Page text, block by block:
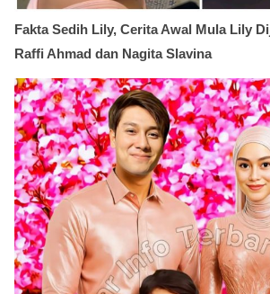
Fakta Sedih Lily, Cerita Awal Mula Lily
Raffi Ahmad dan Nagita Slavina